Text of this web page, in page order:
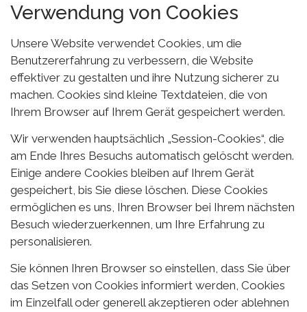
Verwendung von Cookies
Unsere Website verwendet Cookies, um die
Benutzererfahrung zu verbessern, die Website
effektiver zu gestalten und ihre Nutzung sicherer zu
machen. Cookies sind kleine Textdateien, die von
Ihrem Browser auf Ihrem Gerät gespeichert werden.
Wir verwenden hauptsächlich „Session-Cookies“, die
am Ende Ihres Besuchs automatisch gelöscht werden.
Einige andere Cookies bleiben auf Ihrem Gerät
gespeichert, bis Sie diese löschen. Diese Cookies
ermöglichen es uns, Ihren Browser bei Ihrem nächsten
Besuch wiederzuerkennen, um Ihre Erfahrung zu
personalisieren.
Sie können Ihren Browser so einstellen, dass Sie über
das Setzen von Cookies informiert werden, Cookies
im Einzelfall oder generell akzeptieren oder ablehnen